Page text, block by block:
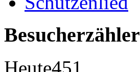
Besucherzähler